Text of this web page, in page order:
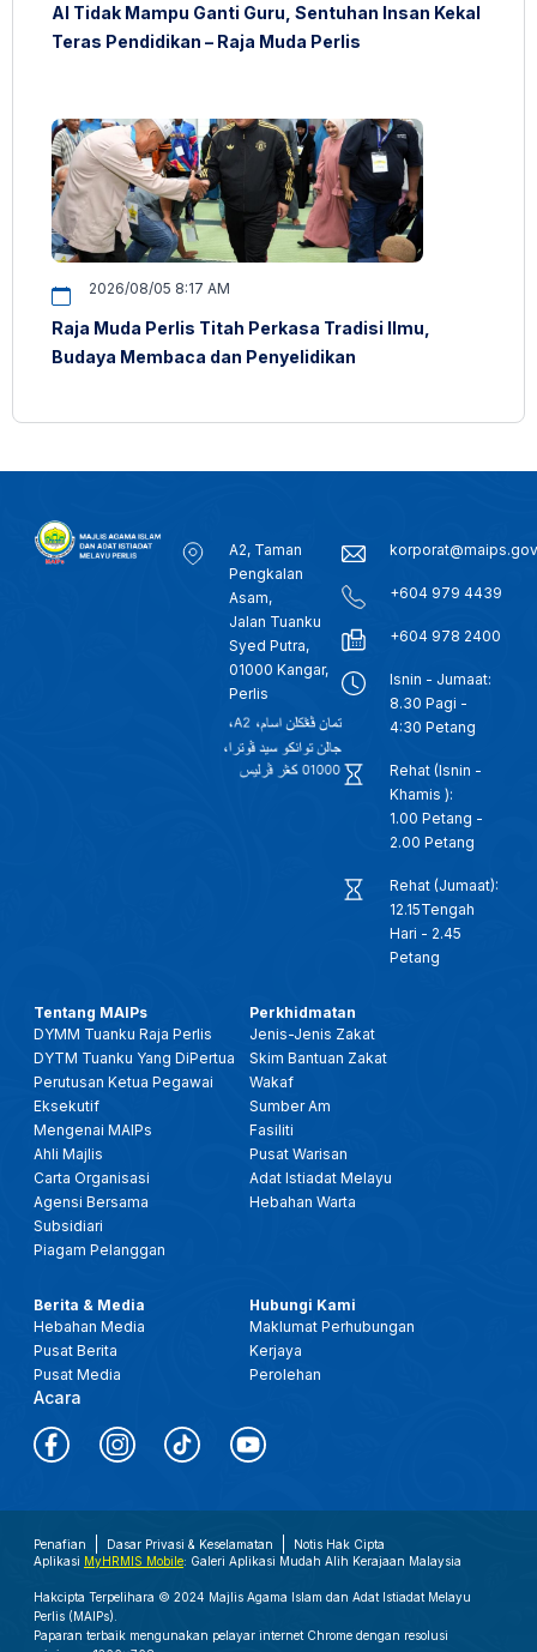
AI Tidak Mampu Ganti Guru, Sentuhan Insan Kekal
Teras Pendidikan – Raja Muda Perlis
2026/08/05 8:17 AM
Raja Muda Perlis Titah Perkasa Tradisi Ilmu,
Budaya Membaca dan Penyelidikan
A2, Taman
Pengkalan
Asam,
Jalan Tuanku
Syed Putra,
01000 Kangar,
Perlis
+604 979 4439
+604 978 2400
Isnin - Jumaat:
8.30 Pagi -
4:30 Petang
Rehat (Isnin -
Khamis ):
1.00 Petang -
2.00 Petang
Rehat (Jumaat):
12.15Tengah
Hari - 2.45
Petang
Tentang MAIPs
DYMM Tuanku Raja Perlis
DYTM Tuanku Yang DiPertua
Perutusan Ketua Pegawai
Eksekutif
Mengenai MAIPs
Ahli Majlis
Carta Organisasi
Agensi Bersama
Subsidiari
Piagam Pelanggan
Perkhidmatan
Jenis-Jenis Zakat
Skim Bantuan Zakat
Wakaf
Sumber Am
Fasiliti
Pusat Warisan
Adat Istiadat Melayu
Hebahan Warta
Berita & Media
Hebahan Media
Pusat Berita
Pusat Media
Acara
Hubungi Kami
Maklumat Perhubungan
Kerjaya
Perolehan
Penafian Dasar Privasi & Keselamatan
Notis Hak Cipta
Aplikasi MyHRMIS Mobile: Galeri Aplikasi Mudah Alih Kerajaan Malaysia
Hakcipta Terpelihara © 2024 Majlis Agama Islam dan Adat Istiadat Melayu
Perlis (MAIPs).
Paparan terbaik mengunakan pelayar internet Chrome dengan resolusi